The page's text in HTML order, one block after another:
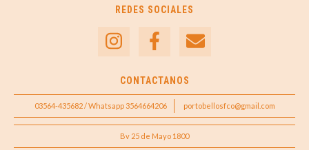
REDES SOCIALES
CONTACTANOS
03564-435682 / Whatsapp 3564664206 portobellosfco@gmail.com
Bv 25 de Mayo 1800